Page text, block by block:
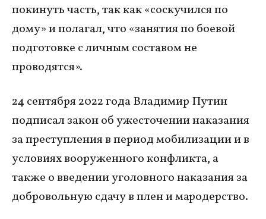
покинуть часть, так как «соскучился по
дому» и полагал, что «занятия по боевой
подготовке с личным составом не
проводятся».
24 сентября 2022 года Владимир Путин
подписал закон об ужесточении наказания
за преступления в период мобилизации и в
условиях вооруженного конфликта, а
также о введении уголовного наказания за
добровольную сдачу в плен и мародерство.